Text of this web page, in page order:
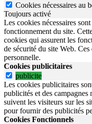
Cookies nécessaires au
Toujours activé
Les cookies nécessaires
fonctionnement du site.
cookies qui assurent les
de sécurité du site Web. Ces
personnelle.
Cookies publicitaires
publicite
Les cookies publicitaires
publicités et des
suivent les visiteurs sur les
pour fournir des publicités
Cookies Fonctionnels